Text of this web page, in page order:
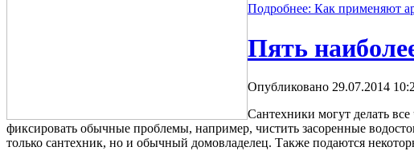
Подробнее: Как применяют
Пять
Опубликовано 29.07.2014
Сантехники могут делать
фиксировать обычные проблемы, например, чистить засоренные
только сантехник, но и обычный домовладелец. Также подаются